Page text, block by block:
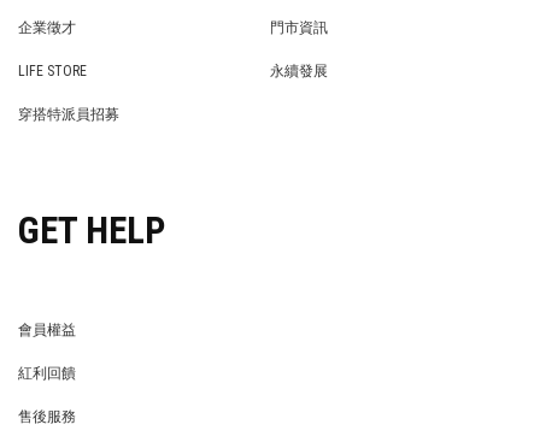
企業徵才
門市資訊
LIFE STORE
永續發展
穿搭特派員招募
GET HELP
會員權益
紅利回饋
售後服務